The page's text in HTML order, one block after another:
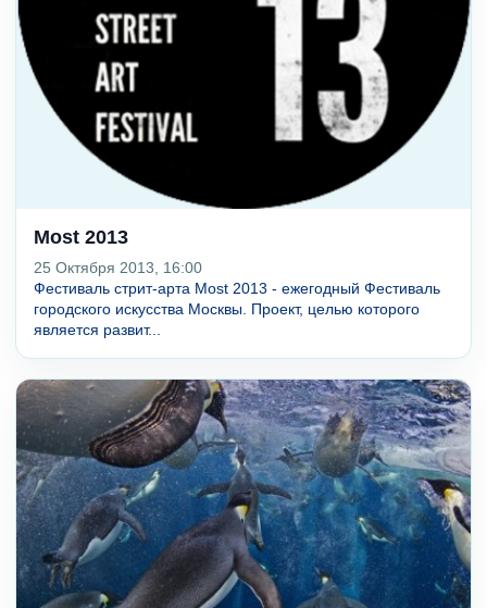
Most 2013
25 Октября 2013, 16:00
Фестиваль стрит-арта Most 2013 - ежегодный Фестиваль
городского искусства Москвы. Проект, целью которого
является развит...